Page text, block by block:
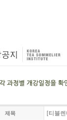
제목 [티블